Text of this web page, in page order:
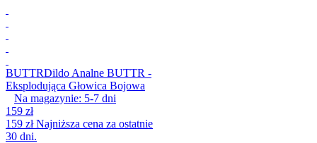
BUTTRDildo Analne BUTTR -
Eksplodująca Głowica Bojowa
Na magazynie: 5-7 dni
159 zł
159 złNajniższa cena za ostatnie
30 dni.